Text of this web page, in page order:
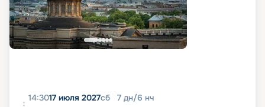
14:3017 июля 2027сб 7 дн/6 нч